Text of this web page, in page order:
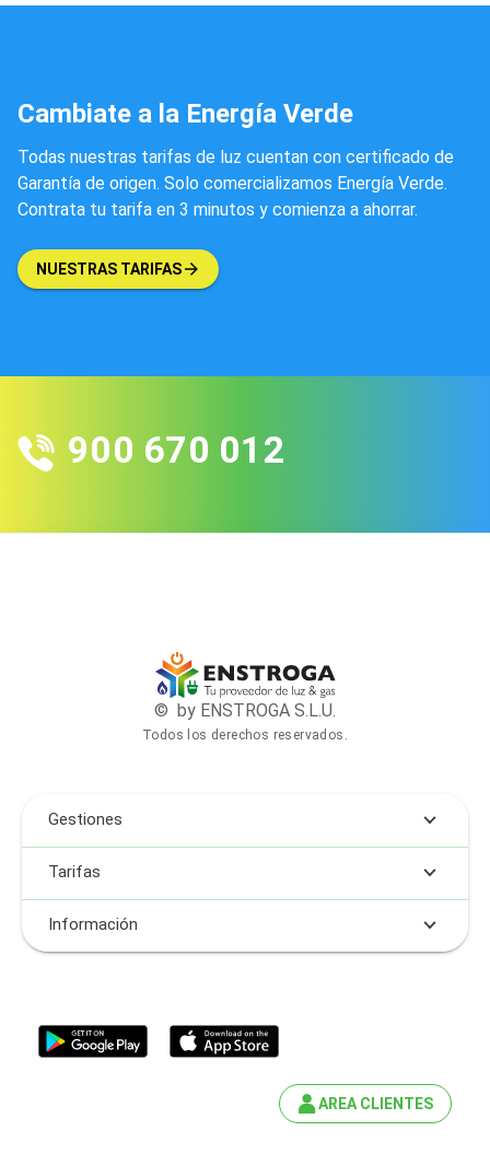
Cambiate a la Energía Verde
Todas nuestras tarifas de luz cuentan con certificado de
Garantía de origen. Solo comercializamos Energía Verde.
Contrata tu tarifa en 3 minutos y comienza a ahorrar.
NUESTRAS TARIFAS
900 670 012
© by ENSTROGA S.L.U.
Todos los derechos reservados.
Gestiones
Tarifas
Información
AREA CLIENTES